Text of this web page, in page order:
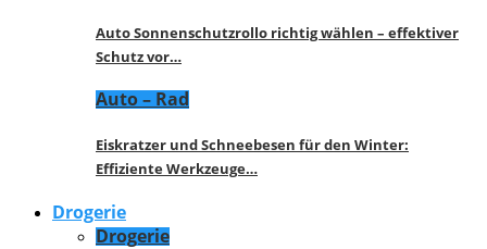
Auto Sonnenschutzrollo richtig wählen – effektiver
Schutz vor…
Auto – Rad
Eiskratzer und Schneebesen für den Winter:
Effiziente Werkzeuge…
Drogerie
Drogerie